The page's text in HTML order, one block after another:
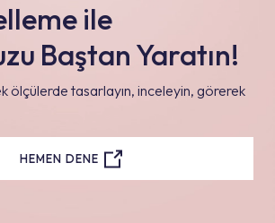
ile
Baştan Yaratın!
ölçülerde tasarlayın, inceleyin, görerek
HEMEN DENE